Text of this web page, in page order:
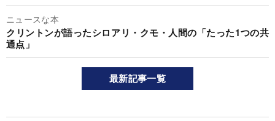
ニュースな本
クリントンが語ったシロアリ・クモ・人間の「たった1つの共
通点」
最新記事一覧